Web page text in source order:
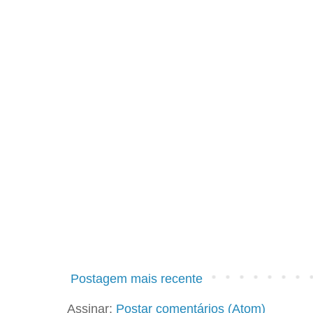
Postagem mais recente
Assinar: Postar comentários (Atom)